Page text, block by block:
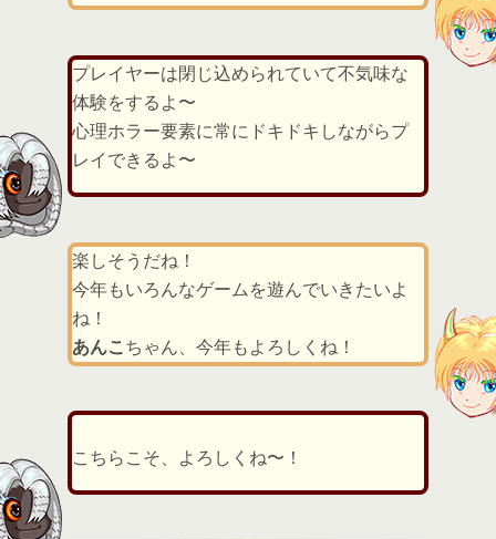
プレイヤーは閉じ込められていて不気味な
体験をするよ〜
心理ホラー要素に常にドキドキしながらプ
レイできるよ〜
楽しそうだね！
今年もいろんなゲームを遊んでいきたいよ
ね！
あんこ ちゃん、今年もよろしくね！
こちらこそ、よろしくね〜！